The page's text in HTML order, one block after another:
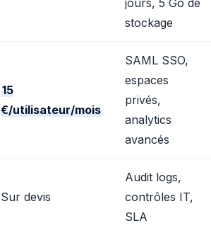
jours, 5 Go de
stockage
15
€/utilisateur/mois
SAML SSO,
espaces
privés,
analytics
avancés
Sur devis
Audit logs,
contrôles IT,
SLA